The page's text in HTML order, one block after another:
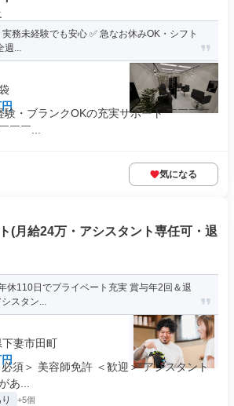
務未経験でも安心 ✅ 急なお休みOK・シフト
週...
験・ブランクOKの充実サポート ￣￣￣￣
￣￣...
気になる
(月給24万・アシスタント専任可・退
休110日でプライベート充実 賞与年2回＆退
スタン...
妻市田町
須＞ 美容師免許 ＜歓迎＞ アシスタント
あ...
+5個